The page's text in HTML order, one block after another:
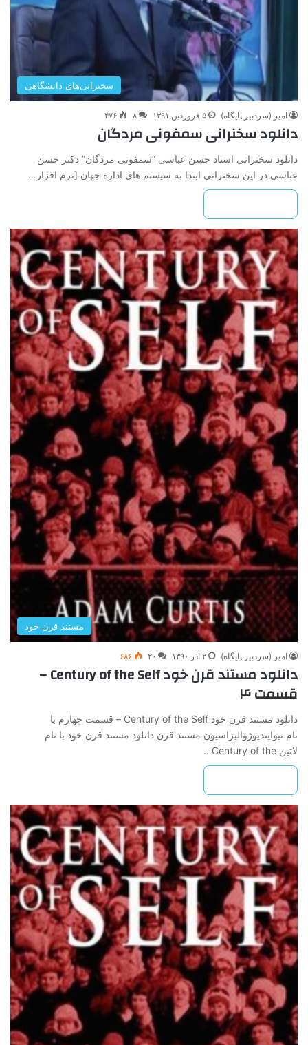
سخنرانی‌های دانشگاهی
امیر (سردبیر پایگاه) ۵ فروردین ۱۳۹۱ ۸ ۴۷۶
دانلود سخنرانی سمفونی مردگان
دانلود سخنرانی استاد حسن عباسی “سمفونی مردگان” دکتر حسن
عباسی در این سخنرانی ابتدا به سیستم های اداره جهان [نرم افزار…
مستند قرن خود
امیر (سردبیر پایگاه) ۲ آذر ۱۳۹۰ ۲۰ ۶۸۶
دانلود مستند قرن خود Century of the Self –
قسمت ۴
دانلود مستند قرن خود Century of the Self – قسمت چهارم با
نام نیوایندیوژوالیزاسیون مستند قرن دانلود مستند قرن خود با نام
لاتین Century of the…